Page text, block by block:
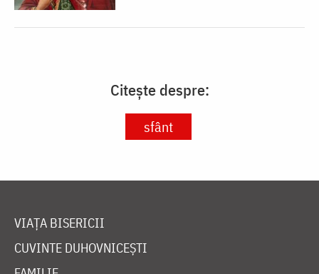
Citește despre:
sfânt
VIAȚA BISERICII
CUVINTE DUHOVNICEȘTI